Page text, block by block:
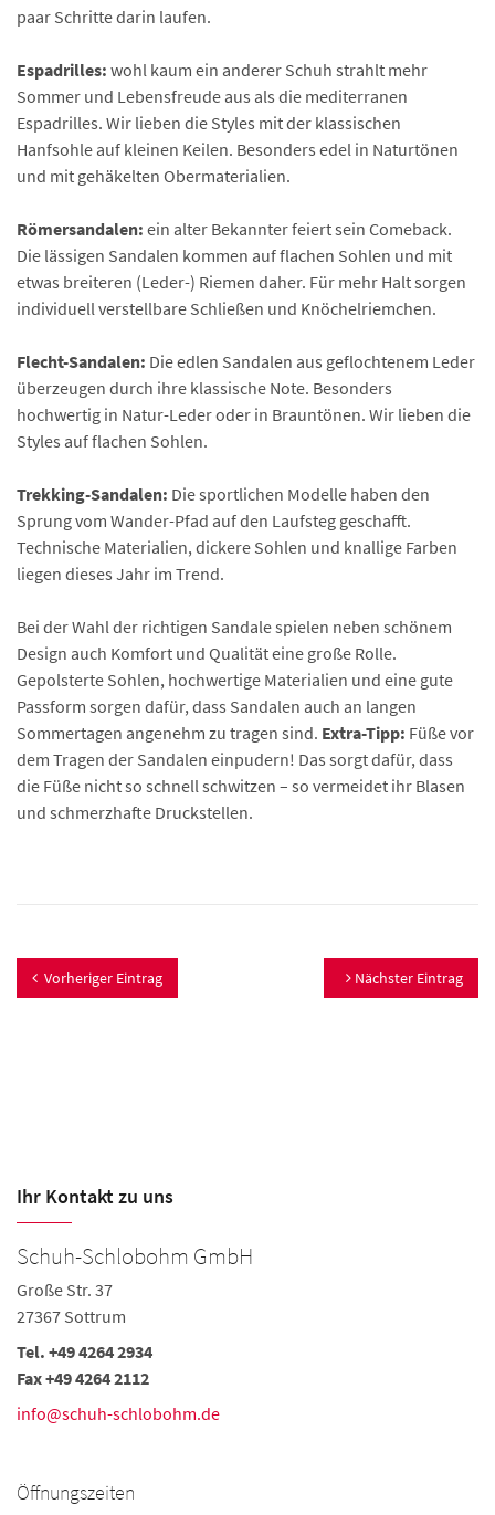
paar Schritte darin laufen.
Espadrilles: wohl kaum ein anderer Schuh strahlt mehr
Sommer und Lebensfreude aus als die mediterranen
Espadrilles. Wir lieben die Styles mit der klassischen
Hanfsohle auf kleinen Keilen. Besonders edel in Naturtönen
und mit gehäkelten Obermaterialien.
Römersandalen: ein alter Bekannter feiert sein Comeback.
Die lässigen Sandalen kommen auf flachen Sohlen und mit
etwas breiteren (Leder-) Riemen daher. Für mehr Halt sorgen
individuell verstellbare Schließen und Knöchelriemchen.
Flecht-Sandalen: Die edlen Sandalen aus geflochtenem Leder
überzeugen durch ihre klassische Note. Besonders
hochwertig in Natur-Leder oder in Brauntönen. Wir lieben die
Styles auf flachen Sohlen.
Trekking-Sandalen: Die sportlichen Modelle haben den
Sprung vom Wander-Pfad auf den Laufsteg geschafft.
Technische Materialien, dickere Sohlen und knallige Farben
liegen dieses Jahr im Trend.
Bei der Wahl der richtigen Sandale spielen neben schönem
Design auch Komfort und Qualität eine große Rolle.
Gepolsterte Sohlen, hochwertige Materialien und eine gute
Passform sorgen dafür, dass Sandalen auch an langen
Sommertagen angenehm zu tragen sind. Extra-Tipp: Füße vor
dem Tragen der Sandalen einpudern! Das sorgt dafür, dass
die Füße nicht so schnell schwitzen – so vermeidet ihr Blasen
und schmerzhafte Druckstellen.
Vorheriger Eintrag Nächster Eintrag
Ihr Kontakt zu uns
Schuh-Schlobohm GmbH
Große Str. 37
27367 Sottrum
Tel. +49 4264 2934
Fax +49 4264 2112
info@schuh-schlobohm.de
Öffnungszeiten